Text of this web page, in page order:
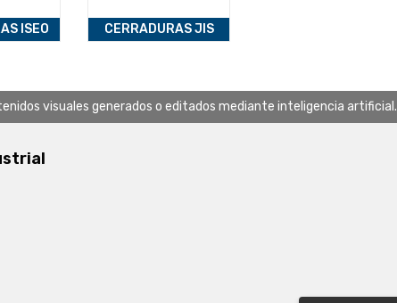
ISEO CERRADURAS JIS
visuales generados o editados mediante inteligencia artificial.